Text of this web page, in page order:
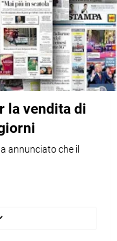
la vendita di
annunciato che il